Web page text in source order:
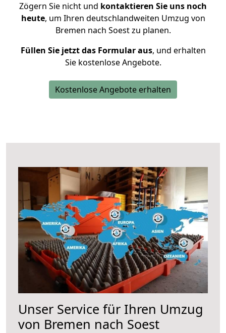
Zögern Sie nicht und kontaktieren Sie uns noch
heute, um Ihren deutschlandweiten Umzug von
Bremen nach Soest zu planen.
Füllen Sie jetzt das Formular aus, und erhalten
Sie kostenlose Angebote.
Kostenlose Angebote erhalten
Unser Service für Ihren Umzug
von Bremen nach Soest